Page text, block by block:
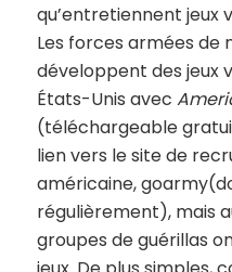
qu’entretiennent jeux
Les forces armées de
développent des jeux
États-Unis avec
(téléchargeable
lien vers le site de
américaine,
régulièrement), mais
groupes de guérillas